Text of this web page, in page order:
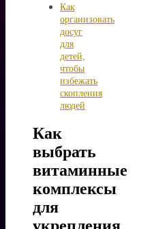
Как
организовать
досуг
для
детей,
чтобы
избежать
скопления
людей
Как
выбрать
витаминные
комплексы
для